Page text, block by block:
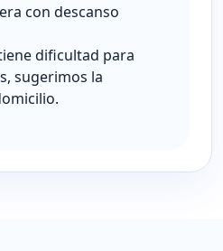
con descanso
dificultad para
sugerimos la